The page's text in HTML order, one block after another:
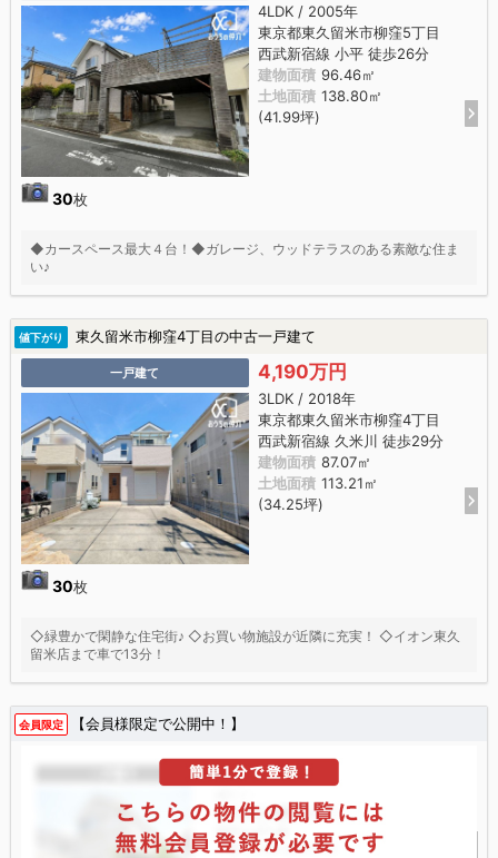
30枚
4LDK / 2005年
東京都東久留米市柳窪5丁目
西武新宿線 小平 徒歩26分
建物面積 96.46㎡
土地面積 138.80㎡
(41.99坪)
◆カースペース最大４台！◆ガレージ、ウッドテラスのある素敵な住ま
い♪
値下がり 東久留米市柳窪4丁目の中古一戸建て
一戸建て
30枚
4,190万円
3LDK / 2018年
東京都東久留米市柳窪4丁目
西武新宿線 久米川 徒歩29分
建物面積 87.07㎡
土地面積 113.21㎡
(34.25坪)
◇緑豊かで閑静な住宅街♪ ◇お買い物施設が近隣に充実！ ◇イオン東久
留米店まで車で13分！
会員限定 【会員様限定で公開中！】